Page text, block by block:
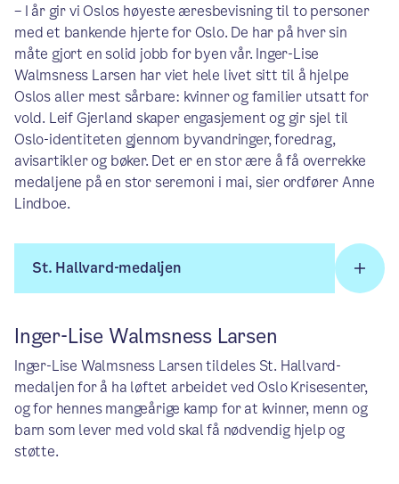
– I år gir vi Oslos høyeste æresbevisning til to personer
med et bankende hjerte for Oslo. De har på hver sin
måte gjort en solid jobb for byen vår. Inger-Lise
Walmsness Larsen har viet hele livet sitt til å hjelpe
Oslos aller mest sårbare: kvinner og familier utsatt for
vold. Leif Gjerland skaper engasjement og gir sjel til
Oslo-identiteten gjennom byvandringer, foredrag,
avisartikler og bøker. Det er en stor ære å få overrekke
medaljene på en stor seremoni i mai, sier ordfører Anne
Lindboe.
St. Hallvard-medaljen
Inger-Lise Walmsness Larsen
Inger-Lise Walmsness Larsen tildeles St. Hallvard-
medaljen for å ha løftet arbeidet ved Oslo Krisesenter,
og for hennes mangeårige kamp for at kvinner, menn og
barn som lever med vold skal få nødvendig hjelp og
støtte.